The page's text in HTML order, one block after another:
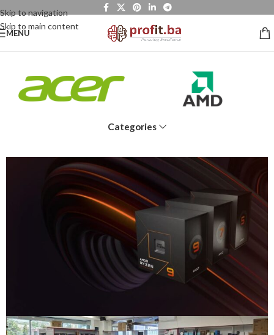
Skip to navigation
Skip to main content
MENU
Categories